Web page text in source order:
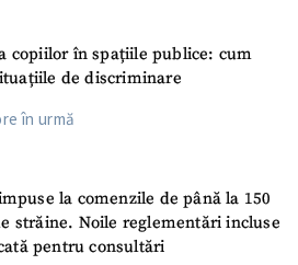
copiilor în spațiile publice: cum
de discriminare
în urmă
la comenzile de până la 150
străine. Noile reglementări incluse
pentru consultări